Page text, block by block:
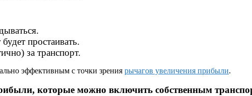
простаивать.
за транспорт.
эффективным с точки зрения рычагов увеличения прибыли.
которые можно включить собственным